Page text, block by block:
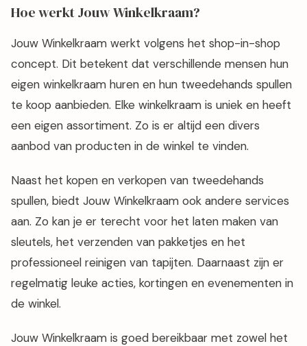
Hoe werkt Jouw Winkelkraam?
Jouw Winkelkraam werkt volgens het shop-in-shop
concept. Dit betekent dat verschillende mensen hun
eigen winkelkraam huren en hun tweedehands spullen
te koop aanbieden. Elke winkelkraam is uniek en heeft
een eigen assortiment. Zo is er altijd een divers
aanbod van producten in de winkel te vinden.
Naast het kopen en verkopen van tweedehands
spullen, biedt Jouw Winkelkraam ook andere services
aan. Zo kan je er terecht voor het laten maken van
sleutels, het verzenden van pakketjes en het
professioneel reinigen van tapijten. Daarnaast zijn er
regelmatig leuke acties, kortingen en evenementen in
de winkel.
Jouw Winkelkraam is goed bereikbaar met zowel het